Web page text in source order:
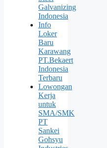
Galvanizing
Indonesia
Info
Loker
Baru
Karawang
PT.Bekaert
Indonesia
Terbaru
Lowongan
Kerja
untuk
SMA/SMK
PT
Sankei
Gohsyu